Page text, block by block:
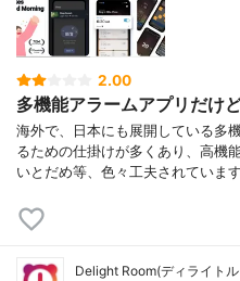
2.00
多機能アラームアプリだけど
海外で、日本にも展開している多
るための仕掛けが多くあり、高機
いとだめ等、色々工夫されていま
Delight Room(ディライト